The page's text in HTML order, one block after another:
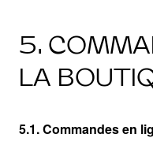
5.
LA
5.1. Commandes en